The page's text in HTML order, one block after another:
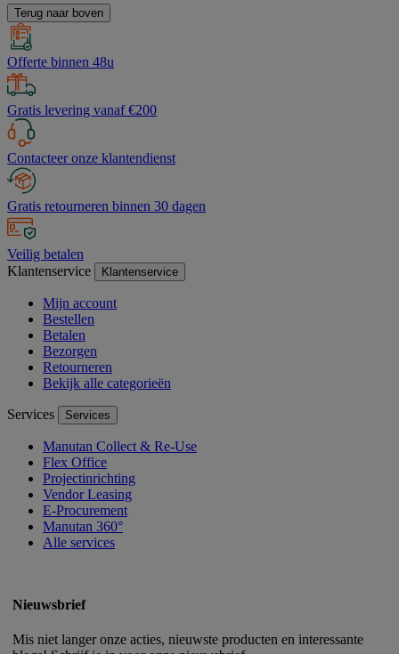
Terug naar boven
Offerte binnen 48u
Gratis levering vanaf €200
Contacteer onze klantendienst
Gratis retourneren binnen 30 dagen
Veilig betalen
Klantenservice
Klantenservice
Mijn account
Bestellen
Betalen
Bezorgen
Retourneren
Bekijk alle categorieën
Services Services
Manutan Collect & Re-Use
Flex Office
Projectinrichting
Vendor Leasing
E-Procurement
Manutan 360°
Alle services
Nieuwsbrief
Mis niet langer onze acties, nieuwste producten en interessante